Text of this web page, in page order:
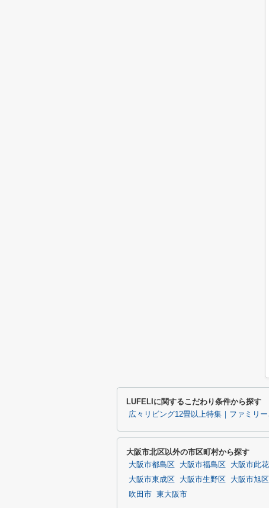
LUFELIに関するこだわり条件から探す
広々リビング12畳以上特集｜ファミリ
大阪市北区以外の市区町村から探す
大阪市都島区 大阪市福島区 大阪市此
大阪市東成区
大阪市生野区 大阪市旭区
吹田市 東大阪市